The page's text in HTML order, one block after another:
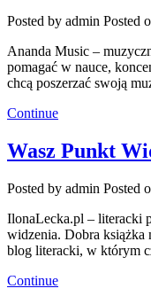
Posted by admin Posted
Ananda Music –
pomagać w nauce,
chcą poszerzać swoją
Continue
Wasz Punkt
Posted by admin Posted
IlonaLecka.pl – literacki
widzenia. Dobra książka
blog literacki, w którym
Continue